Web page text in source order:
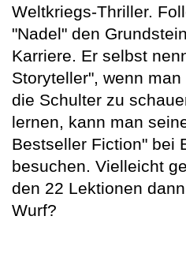
Weltkriegs-Thriller.
"Nadel" den
Karriere. Er selbst
Storyteller", wenn
die Schulter zu
lernen, kann man
Bestseller Fiction" bei
besuchen. Vielleicht
den 22 Lektionen
Wurf?